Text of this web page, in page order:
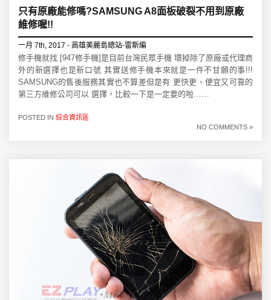
只有原廠能修嗎?SAMSUNG A8面板破裂不用到原廠
維修喔!!
一月 7th, 2017 - 高雄美麗島總站-雷斯編
修手機就找 [947修手機]是目前台灣民眾手機 壞掉除了原廠或代理商
外的新選擇也是新口號 其實送修手機本來就是一件不甘願的事!!!
SAMSUNG的售後服務其實也不算差但是有 更快更、便宜又可靠的
第三方維修公司可以 選擇，比較一下是一定要的啦……
POSTED IN 綜合資訊區
NO COMMENTS »